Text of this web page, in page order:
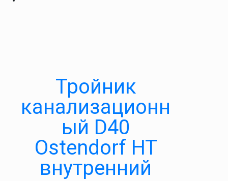
Тройник
канализационн
ый D40
Ostendorf HT
внутренний